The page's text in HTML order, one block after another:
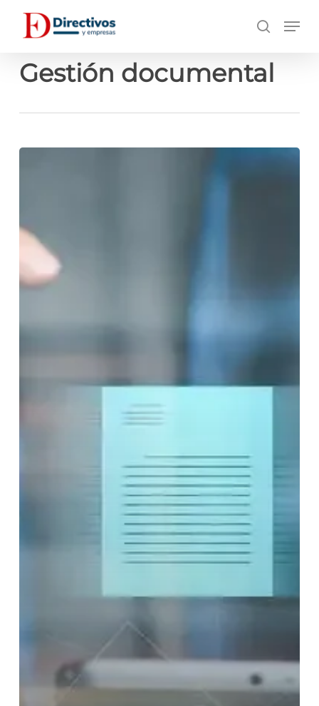
principal
búsqueda
Gestión documental